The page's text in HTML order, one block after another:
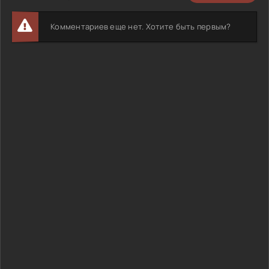
Комментариев еще нет. Хотите быть первым?